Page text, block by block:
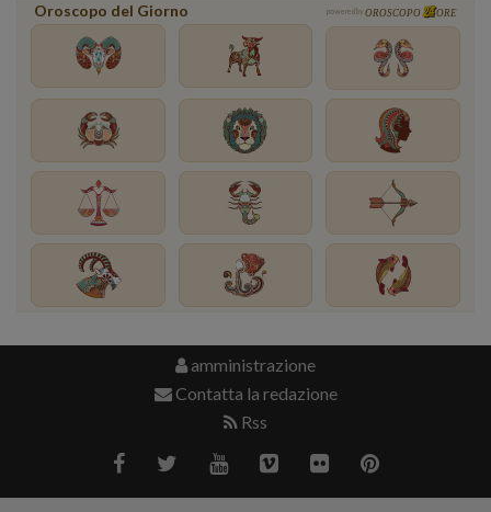
Oroscopo del Giorno powered by OROSCOPO ORE
amministrazione
Contatta la redazione
Rss